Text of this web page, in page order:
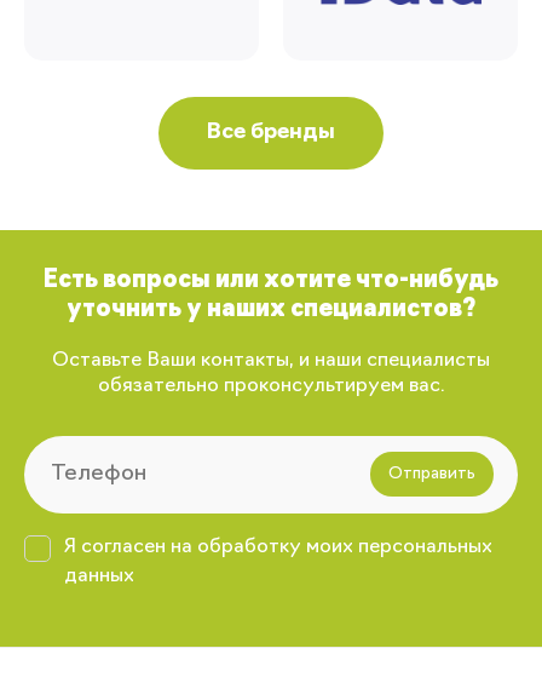
Все бренды
Есть вопросы или хотите что-нибудь
уточнить у наших специалистов?
Оставьте Ваши контакты, и наши специалисты
обязательно проконсультируем вас.
Отправить
Я согласен на обработку моих персональных
данных
Запомнить меня
Забыли свой пароль?
Регистрация
рекомендации